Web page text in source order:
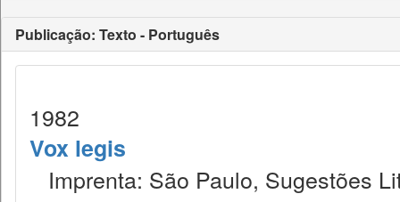
Publicação: Texto - Português
1982
Vox legis
Imprenta: São Paulo, Sugestões